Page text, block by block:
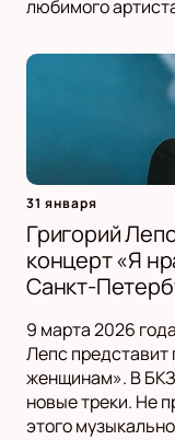
любимого
31 января
Григорий
концерт «Я
Санкт-
9 марта 2026
Лепс
женщинам». В БКЗ
новые треки. Не
этого